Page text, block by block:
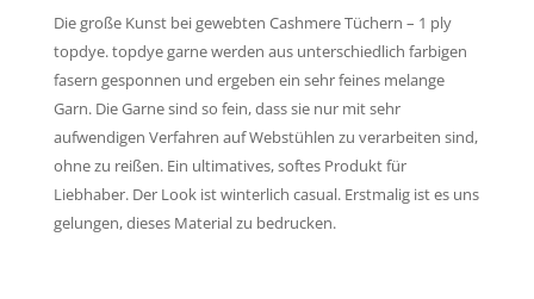
Die große Kunst bei gewebten Cashmere Tüchern – 1 ply
topdye. topdye garne werden aus unterschiedlich farbigen
fasern gesponnen und ergeben ein sehr feines melange
Garn. Die Garne sind so fein, dass sie nur mit sehr
aufwendigen Verfahren auf Webstühlen zu verarbeiten sind,
ohne zu reißen. Ein ultimatives, softes Produkt für
Liebhaber. Der Look ist winterlich casual. Erstmalig ist es uns
gelungen, dieses Material zu bedrucken.